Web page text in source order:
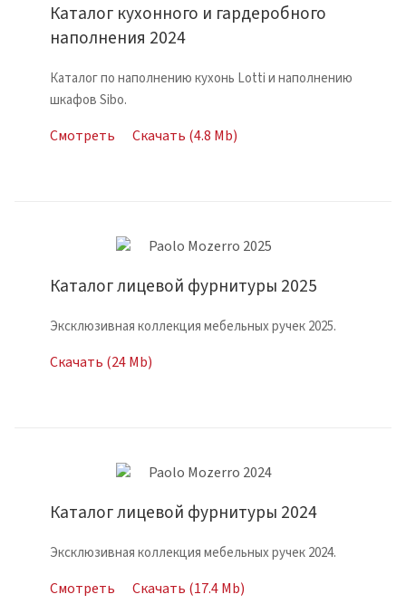
Каталог кухонного и гардеробного
наполнения 2024
Каталог по наполнению кухонь Lotti и наполнению
шкафов Sibo.
Смотреть Скачать (4.8 Mb)
Каталог лицевой фурнитуры 2025
Эксклюзивная коллекция мебельных ручек 2025.
Скачать (24 Mb)
Каталог лицевой фурнитуры 2024
Эксклюзивная коллекция мебельных ручек 2024.
Смотреть Скачать (17.4 Mb)